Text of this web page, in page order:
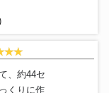
、約44セ
くりに作